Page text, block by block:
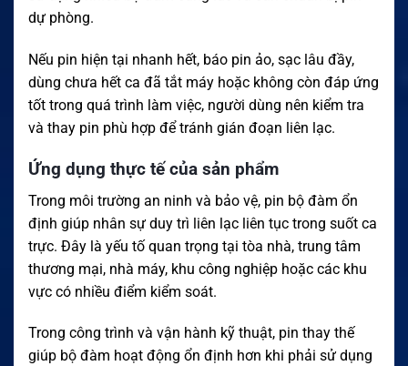
dự phòng.
Nếu pin hiện tại nhanh hết, báo pin ảo, sạc lâu đầy,
dùng chưa hết ca đã tắt máy hoặc không còn đáp ứng
tốt trong quá trình làm việc, người dùng nên kiểm tra
và thay pin phù hợp để tránh gián đoạn liên lạc.
Ứng dụng thực tế của sản phẩm
Trong môi trường an ninh và bảo vệ, pin bộ đàm ổn
định giúp nhân sự duy trì liên lạc liên tục trong suốt ca
trực. Đây là yếu tố quan trọng tại tòa nhà, trung tâm
thương mại, nhà máy, khu công nghiệp hoặc các khu
vực có nhiều điểm kiểm soát.
Trong công trình và vận hành kỹ thuật, pin thay thế
giúp bộ đàm hoạt động ổn định hơn khi phải sử dụng